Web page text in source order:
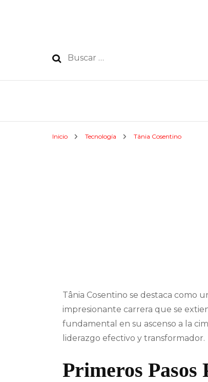
Buscar:
Inicio Tecnología Tânia Cosentino
Tânia Cosentino se destaca como
impresionante carrera que se
fundamental en su ascenso a la
liderazgo efectivo y transformador.
Primeros Pasos